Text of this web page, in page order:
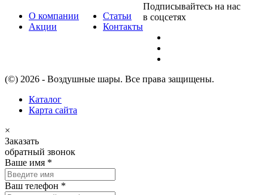
О компании
Акции
Статьи
Контакты
Подписывайтесь на нас
в соцсетях
(©) 2026 - Воздушные шары. Все права защищены.
Каталог
Карта сайта
×
Заказать
обратный звонок
Ваше имя *
Ваш телефон *